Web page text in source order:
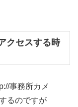
クセスする時
事務所カメ
るのですが